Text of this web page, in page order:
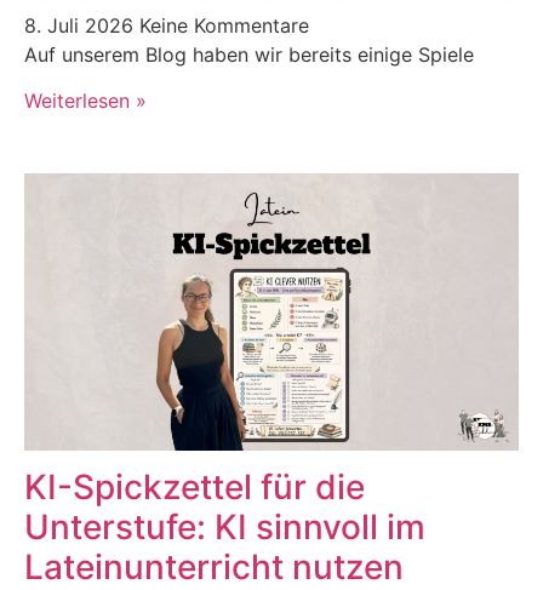
8. Juli 2026 Keine Kommentare
Auf unserem Blog haben wir bereits einige Spiele
Weiterlesen »
KI-Spickzettel für die
Unterstufe: KI sinnvoll im
Lateinunterricht nutzen